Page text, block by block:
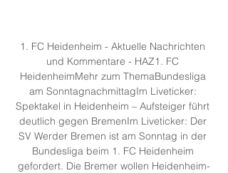
1. FC Heidenheim - Aktuelle Nachrichten
und Kommentare - HAZ1. FC
HeidenheimMehr zum ThemaBundesliga
am SonntagnachmittagIm Liveticker:
Spektakel in Heidenheim – Aufsteiger führt
deutlich gegen BremenIm Liveticker: Der
SV Werder Bremen ist am Sonntag in der
Bundesliga beim 1. FC Heidenheim
gefordert. Die Bremer wollen Heidenheim-